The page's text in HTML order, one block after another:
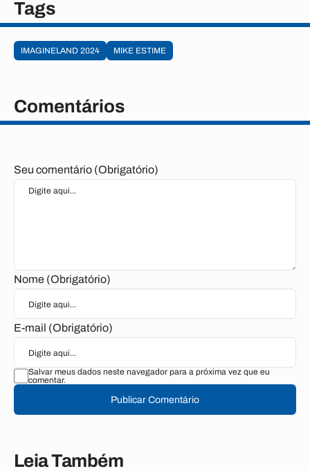
Tags
IMAGINELAND 2024 MIKE ESTIME
Comentários
Seu comentário (Obrigatório)
Nome (Obrigatório)
E-mail (Obrigatório)
Salvar meus dados neste navegador para a próxima vez que eu
comentar.
Publicar Comentário
Leia Também